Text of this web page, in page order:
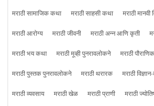
मराठी सामाजिक कथा
मराठी साहसी कथा मराठी मानवी
मराठी आरोग्य
मराठी जीवनी मराठी अन्न आणि कृती
मराठी भय कथा
मराठी मूव्ही पुनरावलोकने
मराठी
मराठी पुस्तक पुनरावलोकने
मराठी थरारक
मराठी
मराठी व्यवसाय
मराठी खेळ मराठी प्राणी मराठी